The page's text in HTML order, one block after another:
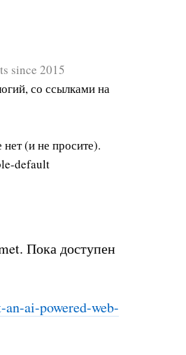
since 2015
со ссылками на
(и не просите).
default
Пока доступен
ai-powered-web-